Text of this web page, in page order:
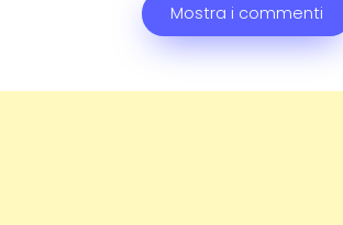
Mostra i commenti